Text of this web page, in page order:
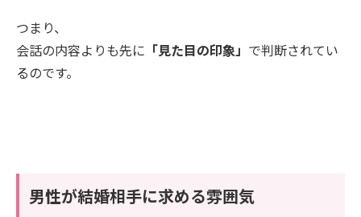
つまり、
会話の内容よりも先に 「見た目の印象」 で判断されてい
るのです。
男性が結婚相手に求める雰囲気